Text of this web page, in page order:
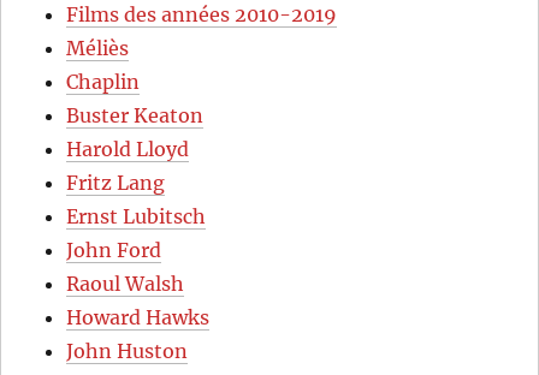
Films des années 2010-2019
Méliès
Chaplin
Buster Keaton
Harold Lloyd
Fritz Lang
Ernst Lubitsch
John Ford
Raoul Walsh
Howard Hawks
John Huston